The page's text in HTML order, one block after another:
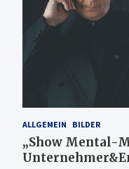
ALLGEMEIN BILDER
„Show Mental-